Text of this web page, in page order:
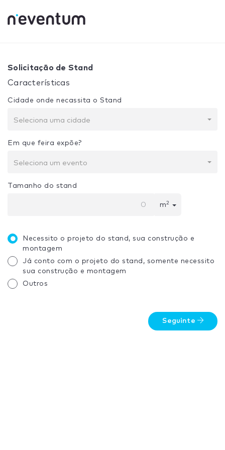
Sua seleção: Projeto + Construção
Solicitação de Stand
Características
Cidade onde necassita o Stand
Seleciona uma cidade
Em que feira expõe?
Seleciona um evento
Tamanho do stand
m2
Necessito o projeto do stand, sua construção e
montagem
Já conto com o projeto do stand, somente necessito
sua construção e montagem
Outros
Seguinte